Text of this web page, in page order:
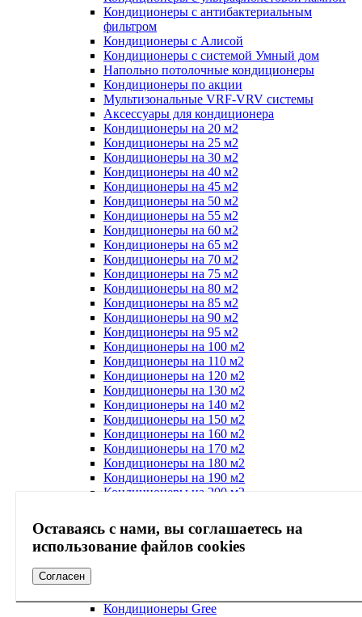
Оставаясь с нами, вы соглашаетесь на
использование файлов cookies
Согласен
Кондиционеры с антибактериальным
фильтром
Кондиционеры с Алисой
Кондиционеры с системой Умный дом
Напольно потолочные кондиционеры
Кондиционеры по акции
Мультизональные VRF-VRV системы
Аксессуары для кондиционера
Кондиционеры на 20 м2
Кондиционеры на 25 м2
Кондиционеры на 30 м2
Кондиционеры на 40 м2
Кондиционеры на 45 м2
Кондиционеры на 50 м2
Кондиционеры на 55 м2
Кондиционеры на 60 м2
Кондиционеры на 65 м2
Кондиционеры на 70 м2
Кондиционеры на 75 м2
Кондиционеры на 80 м2
Кондиционеры на 85 м2
Кондиционеры на 90 м2
Кондиционеры на 95 м2
Кондиционеры на 100 м2
Кондиционеры на 110 м2
Кондиционеры на 120 м2
Кондиционеры на 130 м2
Кондиционеры на 140 м2
Кондиционеры на 150 м2
Кондиционеры на 160 м2
Кондиционеры на 170 м2
Кондиционеры на 180 м2
Кондиционеры на 190 м2
Кондиционеры на 200 м2
Кондиционеры на 35 м2
Кондиционеры AUX
Кондиционеры Gree